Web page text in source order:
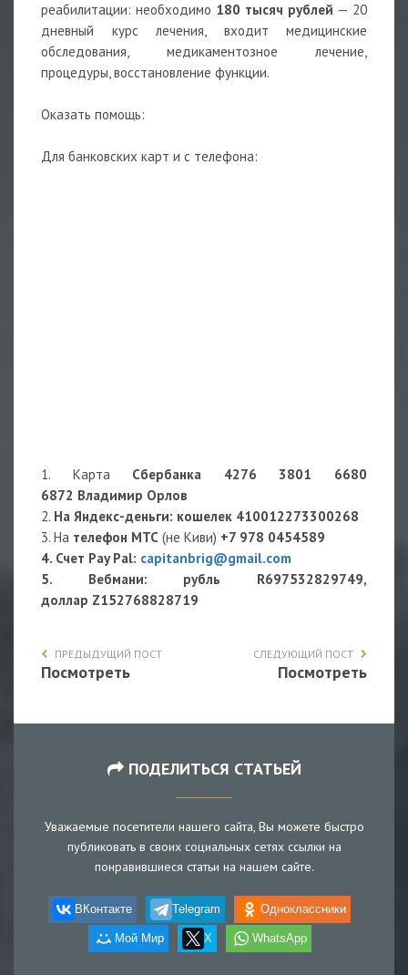
реабилитации: необходимо 180 тысяч рублей — 20
дневный курс лечения, входит медицинские
обследования, медикаментозное лечение,
процедуры, восстановление функции.
Оказать помощь:
Для банковских карт и с телефона:
1. Карта Сбербанка 4276 3801 6680
6872 Владимир Орлов
2. На Яндекс-деньги: кошелек 410012273300268
3. На телефон МТС (не Киви) +7 978 0454589
4. Счет Pay Pal: capitanbrig@gmail.com
5. Вебмани: рубль R697532829749,
доллар Z152768828719
ПРЕДЫДУЩИЙ ПОСТ
Посмотреть
СЛЕДУЮЩИЙ ПОСТ
Посмотреть
ПОДЕЛИТЬСЯ СТАТЬЕЙ
Уважаемые посетители нашего сайта, Вы можете быстро
публиковать в своих социальных сетях ссылки на
понравившиеся статьи на нашем сайте.
ВКонтакте Telegram Одноклассники
Мой Мир X WhatsApp